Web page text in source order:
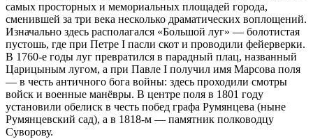
самых просторных и мемориальных площадей города,
сменившей за три века несколько драматических воплощений.
Изначально здесь располагался «Большой луг» — болотистая
пустошь, где при Петре I пасли скот и проводили фейерверки.
В 1760-е годы луг превратился в парадный плац, названный
Царицыным лугом, а при Павле I получил имя Марсова поля
— в честь античного бога войны: здесь проходили смотры
войск и военные манёвры. В центре поля в 1801 году
установили обелиск в честь побед графа Румянцева (ныне
Румянцевский сад), а в 1818-м — памятник полководцу
Суворову.